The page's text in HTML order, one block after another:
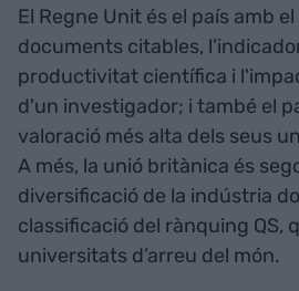
El Regne Unit és el país amb
documents citables,
productivitat científica i
d'un investigador; i també el
valoració més alta dels seus
A més, la unió britànica és
diversificació de la indústria
classificació del rànquing QS,
universitats d’arreu del món.